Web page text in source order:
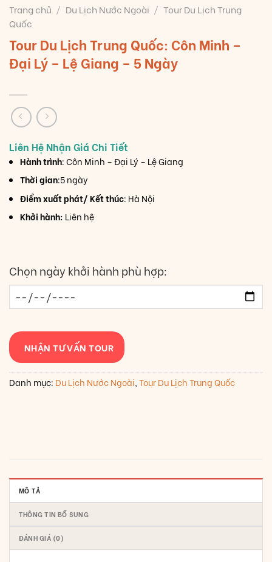
Trang chủ / Du Lịch Nước Ngoài / Tour Du Lịch Trung
Quốc
Tour Du Lịch Trung Quốc: Côn Minh –
Đại Lý – Lệ Giang – 5 Ngày
Hành trình: Côn Minh – Đại Lý – Lệ Giang
Thời gian:5 ngày
Điểm xuất phát/ Kết thúc: Hà Nội
Khởi hành: Liên hệ
Chọn ngày khởi hành phù hợp:
NHẬN TƯ VẤN TOUR
Danh mục: Du Lịch Nước Ngoài Tour Du Lịch Trung Quốc
MÔ TẢ
THÔNG TIN BỔ SUNG
ĐÁNH GIÁ (0)